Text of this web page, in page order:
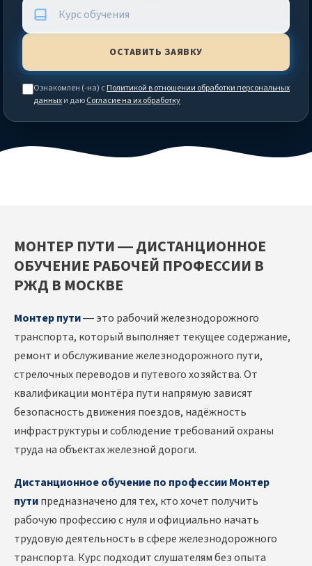
Ознакомлен (-на) сПолитикой в отношении обработки персональных
данныхи даюСогласие на их обработку
МОНТЕР ПУТИ — ДИСТАНЦИОННОЕ
ОБУЧЕНИЕ РАБОЧЕЙ ПРОФЕССИИ В
РЖД В МОСКВЕ
Монтер пути— это рабочий железнодорожного
транспорта, который выполняет текущее содержание,
ремонт и обслуживание железнодорожного пути,
стрелочных переводов и путевого хозяйства. От
квалификации монтёра пути напрямую зависят
безопасность движения поездов, надёжность
инфраструктуры и соблюдение требований охраны
труда на объектах железной дороги.
Дистанционное обучение по профессии Монтер
путипредназначено для тех, кто хочет получить
рабочую профессию с нуля и официально начать
трудовую деятельность в сфере железнодорожного
транспорта. Курс подходит слушателям без опыта